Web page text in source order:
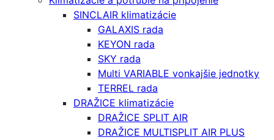
SINCLAIR klimatizácie
GALAXIS rada
KEYON rada
SKY rada
Multi VARIABLE vonkajšie jednotky
TERREL rada
DRAŽICE klimatizácie
DRAŽICE SPLIT AIR
DRAŽICE MULTISPLIT AIR PLUS